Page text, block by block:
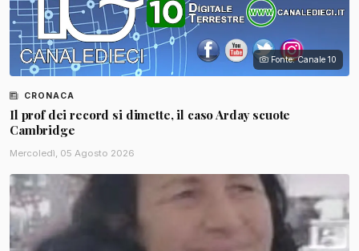
Fonte: Canale 10
CRONACA
Il prof dei record si dimette, il caso Arday scuote
Cambridge
Mercoledì, 05 Agosto 2026